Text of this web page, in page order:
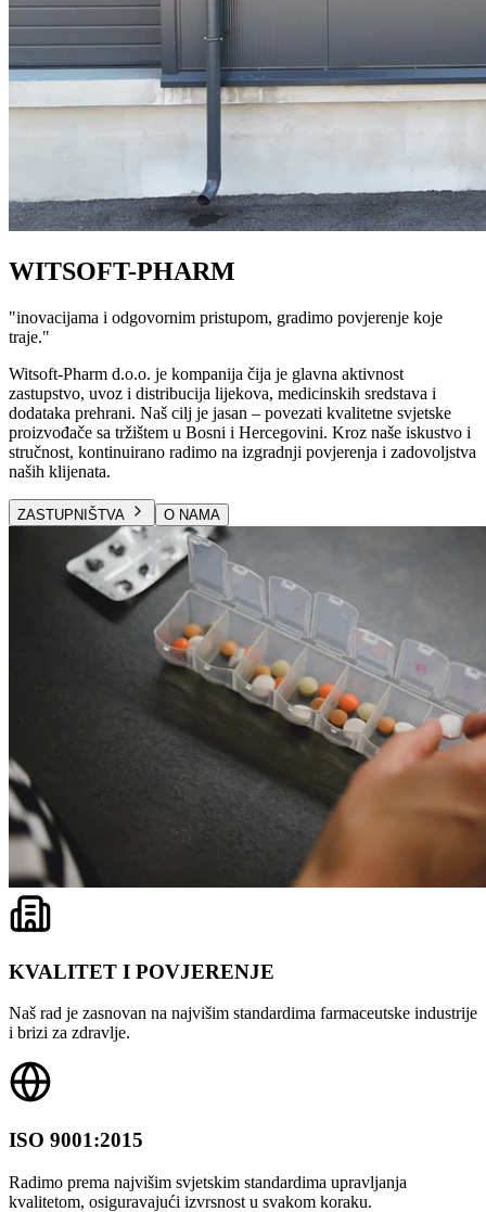
WITSOFT-PHARM
"inovacijama i odgovornim pristupom, gradimo povjerenje koje
traje."
Witsoft-Pharm d.o.o. je kompanija čija je glavna aktivnost
zastupstvo, uvoz i distribucija lijekova, medicinskih sredstava i
dodataka prehrani. Naš cilj je jasan – povezati kvalitetne svjetske
proizvođače sa tržištem u Bosni i Hercegovini. Kroz naše iskustvo i
stručnost, kontinuirano radimo na izgradnji povjerenja i zadovoljstva
naših klijenata.
ZASTUPNIŠTVA O NAMA
KVALITET I POVJERENJE
Naš rad je zasnovan na najvišim standardima farmaceutske industrije
i brizi za zdravlje.
ISO 9001:2015
Radimo prema najvišim svjetskim standardima upravljanja
kvalitetom, osiguravajući izvrsnost u svakom koraku.